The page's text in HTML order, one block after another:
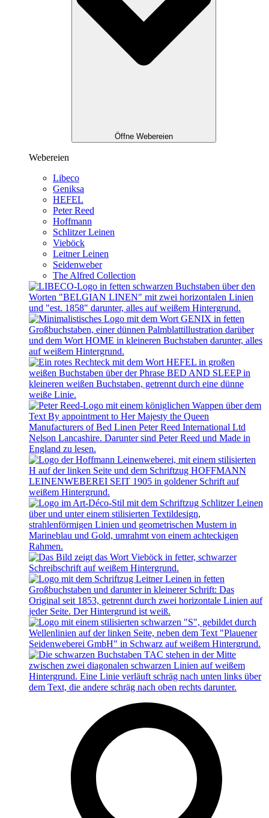
Öffne Webereien
Webereien
Libeco
Geniksa
HEFEL
Peter Reed
Hoffmann
Schlitzer Leinen
Vieböck
Leitner Leinen
Seidenweber
The Alfred Collection